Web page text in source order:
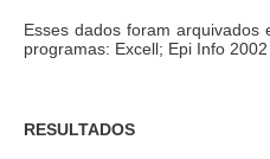
Esses dados foram
programas: Excell; Epi Info
RESULTADOS